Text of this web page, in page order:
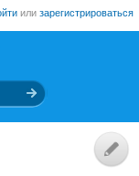
или зарегистрироваться